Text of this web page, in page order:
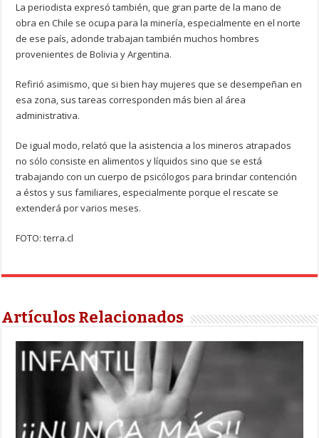
La periodista expresó también, que gran parte de la mano de
obra en Chile se ocupa para la minería, especialmente en el norte
de ese país, adonde trabajan también muchos hombres
provenientes de Bolivia y Argentina.
Refirió asimismo, que si bien hay mujeres que se desempeñan en
esa zona, sus tareas corresponden más bien al área
administrativa.
De igual modo, relató que la asistencia a los mineros atrapados
no sólo consiste en alimentos y líquidos sino que se está
trabajando con un cuerpo de psicólogos para brindar contención
a éstos y sus familiares, especialmente porque el rescate se
extenderá por varios meses.
FOTO: terra.cl
Artículos Relacionados